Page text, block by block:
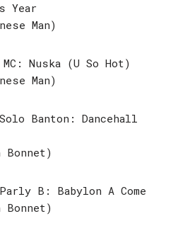
Year
Man)
Nuska (U So Hot)
Man)
Banton: Dancehall
Bonnet)
B: Babylon A Come
Bonnet)